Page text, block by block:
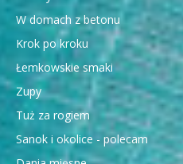
W domach z betonu
Krok po kroku
Łemkowskie smaki
Zupy
Tuż za rogiem
Sanok i okolice - polecam